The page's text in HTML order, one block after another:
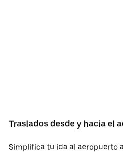
Traslados desde y hacia el
Simplifica tu ida al aeropuerto